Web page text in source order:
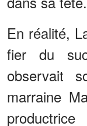
En réalité,
fier du
observait
marraine